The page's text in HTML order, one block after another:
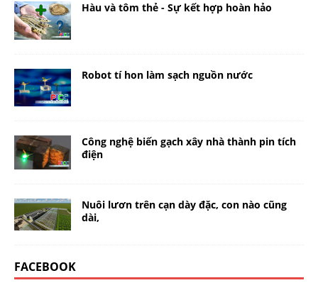
Hàu và tôm thẻ - Sự kết hợp hoàn hảo
Robot tí hon làm sạch nguồn nước
Công nghệ biến gạch xây nhà thành pin tích
điện
Nuôi lươn trên cạn dày đặc, con nào cũng
dài,
FACEBOOK